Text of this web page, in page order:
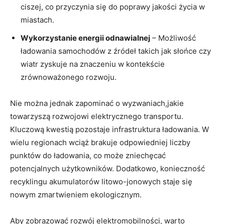
ciszej,‌ co przyczynia się do poprawy ⁤jakości‌ życia ​w
miastach.
Wykorzystanie energii odnawialnej – Możliwość
ładowania samochodów z źródeł takich jak słońce czy
wiatr zyskuje⁤ na ⁣znaczeniu w ​kontekście
zrównoważonego rozwoju.
Nie można‌ jednak zapominać o wyzwaniach,jakie ​
towarzyszą rozwojowi elektrycznego ​transportu.
Kluczową kwestią pozostaje infrastruktura ładowania. W
wielu regionach wciąż brakuje odpowiedniej​ liczby
punktów do ⁤ładowania, co może zniechęcać
potencjalnych użytkowników. Dodatkowo, konieczność
recyklingu akumulatorów litowo-jonowych staje się
nowym zmartwieniem ekologicznym.
Aby zobrazować⁢ rozwój elektromobilności, warto